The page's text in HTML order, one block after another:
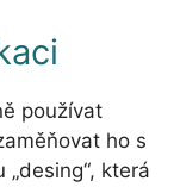
používat
ho s
která